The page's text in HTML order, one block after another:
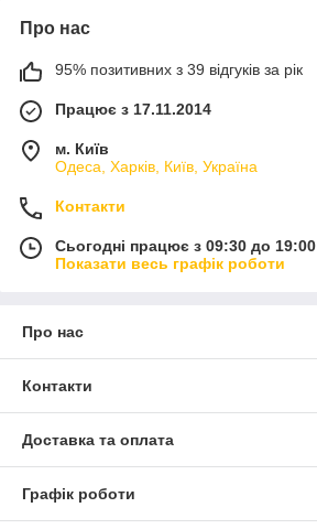
Про нас
95% позитивних з 39 відгуків за рік
Працює з 17.11.2014
м. Київ
Одеса, Харків, Київ, Україна
Контакти
Сьогодні працює з 09:30 до 19:00
Показати весь графік роботи
Про нас
Контакти
Доставка та оплата
Графік роботи